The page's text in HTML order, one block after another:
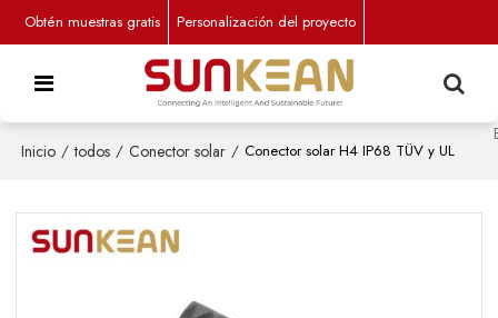
Obtén muestras gratis Personalización del proyecto
Inicio / todos / Conector solar / Conector solar H4 IP68 TÜV y UL